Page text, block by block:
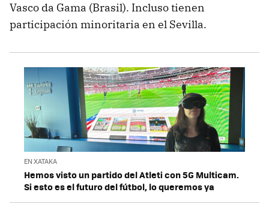
Vasco da Gama (Brasil). Incluso tienen
participación minoritaria en el Sevilla.
EN XATAKA
Hemos visto un partido del Atleti con 5G Multicam.
Si esto es el futuro del fútbol, lo queremos ya